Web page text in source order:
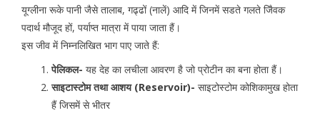
यूग्लीना रूके पानी जैसे तालाब, गढ्ढों (नालें) आदि में जिनमें सडते गलते जैिवक
पदार्थ मौजूद हों, पर्याप्त मात्रा में पाया जाता हैं।
इस जीव में निम्नलिखित भाग पाए जाते हैं:
पेलिकल- यह देह का लचीला आवरण है जो प्रोटीन का बना होता हैं।
साइटास्टोम तथा आशय (Reservoir)- साइटोस्टोम कोशिकामुख होता
हैं जिसमें से भीतर